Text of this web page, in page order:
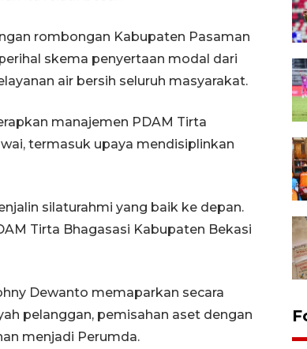
rombongan Kabupaten Pasaman
skema penyertaan modal dari
air bersih seluruh masyarakat.
manajemen PDAM Tirta
termasuk upaya mendisiplinkan
silaturahmi yang baik ke depan.
Tirta Bhagasasi Kabupaten Bekasi
Dewanto memaparkan secara
pelanggan, pemisahan aset dengan
menjadi Perumda.